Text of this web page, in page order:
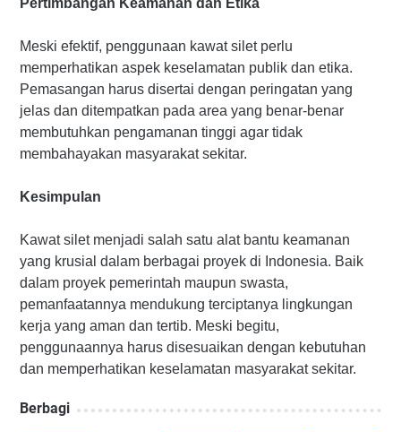
Pertimbangan Keamanan dan Etika
Meski efektif, penggunaan kawat silet perlu
memperhatikan aspek keselamatan publik dan etika.
Pemasangan harus disertai dengan peringatan yang
jelas dan ditempatkan pada area yang benar-benar
membutuhkan pengamanan tinggi agar tidak
membahayakan masyarakat sekitar.
Kesimpulan
Kawat silet menjadi salah satu alat bantu keamanan
yang krusial dalam berbagai proyek di Indonesia. Baik
dalam proyek pemerintah maupun swasta,
pemanfaatannya mendukung terciptanya lingkungan
kerja yang aman dan tertib. Meski begitu,
penggunaannya harus disesuaikan dengan kebutuhan
dan memperhatikan keselamatan masyarakat sekitar.
Berbagi